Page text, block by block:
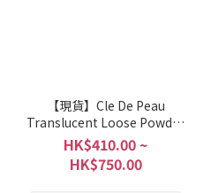
【現貨】Cle De Peau
Translucent Loose Powder
24g / 8g
HK$410.00 ~
HK$750.00